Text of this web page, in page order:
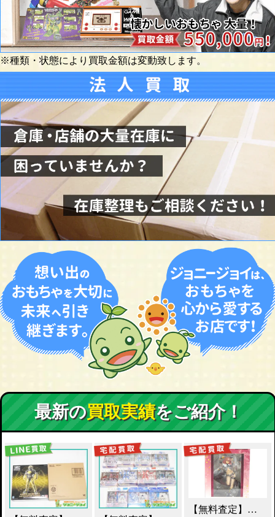
※種類・状態により買取金額は変動致します。
最新の買取実績をご紹介！
【無料査定】昭和レトロ玩具歓迎 ｜ アルター 百花繚乱 千姫 買取！